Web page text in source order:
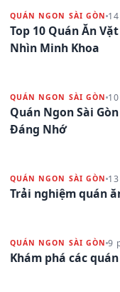
QUÁN NGON SÀI GÒN
Top 10 Quán Ăn
Nhìn Minh Khoa
QUÁN NGON SÀI GÒN
Quán Ngon Sài
Đáng Nhớ
QUÁN NGON SÀI GÒN
Trải nghiệm quán
QUÁN NGON SÀI GÒN 9
Khám phá các